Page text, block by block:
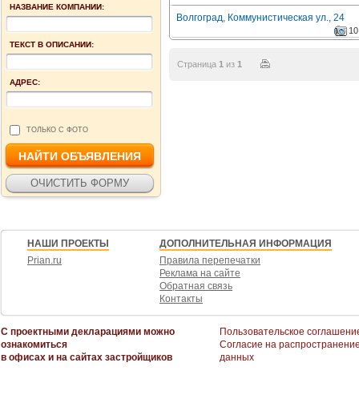
НАЗВАНИЕ КОМПАНИИ:
ТЕКСТ В ОПИСАНИИ:
АДРЕС:
ТОЛЬКО С ФОТО
Волгоград, Коммунистическая ул., 24
10
Страница 1 из 1
НАШИ ПРОЕКТЫ
Prian.ru
ДОПОЛНИТЕЛЬНАЯ ИНФОРМАЦИЯ
Правила перепечатки
Реклама на сайте
Обратная связь
Контакты
С проектными декларациями можно
ознакомиться
в офисах и на сайтах застройщиков
Пользовательское
Согласие на
данных